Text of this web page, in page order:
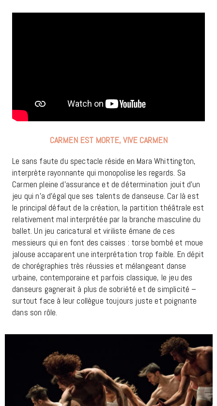
CARMEN EST MORTE, VIVE CARMEN
Le sans faute du spectacle réside en Mara Whittington,
interprète rayonnante qui monopolise les regards. Sa
Carmen pleine d’assurance et de détermination jouit d’un
jeu qui n’a d’égal que ses talents de danseuse. Car là est
le principal défaut de la création, la partition théâtrale est
relativement mal interprétée par la branche masculine du
ballet. Un jeu caricatural et viriliste émane de ces
messieurs qui en font des caisses : torse bombé et moue
jalouse accaparent une interprétation trop faible. En dépit
de chorégraphies très réussies et mélangeant danse
urbaine, contemporaine et parfois classique, le jeu des
danseurs gagnerait à plus de sobriété et de simplicité –
surtout face à leur collègue toujours juste et poignante
dans son rôle.